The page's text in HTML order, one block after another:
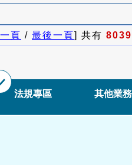
頁 / 最後一頁] 共有 8039
法規專區 其他業務